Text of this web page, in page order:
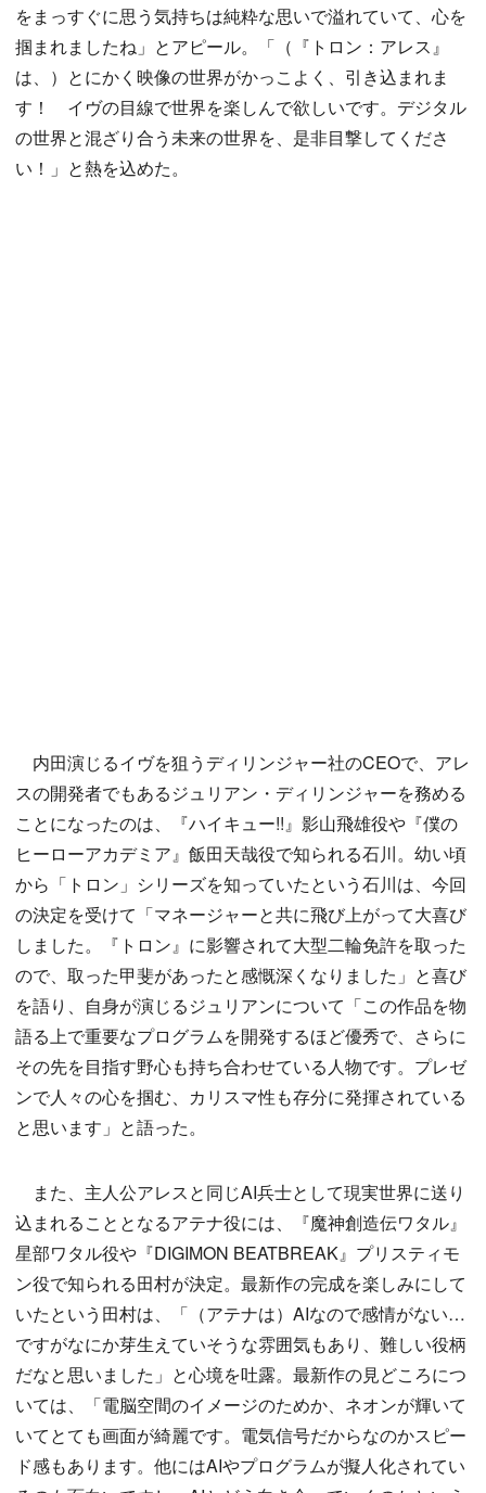
をまっすぐに思う気持ちは純粋な思いで溢れていて、心を
掴まれましたね」とアピール。「（『トロン：アレス』
は、）とにかく映像の世界がかっこよく、引き込まれま
す！ イヴの目線で世界を楽しんで欲しいです。デジタル
の世界と混ざり合う未来の世界を、是非目撃してくださ
い！」と熱を込めた。
内田演じるイヴを狙うディリンジャー社のCEOで、アレ
スの開発者でもあるジュリアン・ディリンジャーを務める
ことになったのは、『ハイキュー!!』影山飛雄役や『僕の
ヒーローアカデミア』飯田天哉役で知られる石川。幼い頃
から「トロン」シリーズを知っていたという石川は、今回
の決定を受けて「マネージャーと共に飛び上がって大喜び
しました。『トロン』に影響されて大型二輪免許を取った
ので、取った甲斐があったと感慨深くなりました」と喜び
を語り、自身が演じるジュリアンについて「この作品を物
語る上で重要なプログラムを開発するほど優秀で、さらに
その先を目指す野心も持ち合わせている人物です。プレゼ
ンで人々の心を掴む、カリスマ性も存分に発揮されている
と思います」と語った。
また、主人公アレスと同じAI兵士として現実世界に送り
込まれることとなるアテナ役には、『魔神創造伝ワタル』
星部ワタル役や『DIGIMON BEATBREAK』プリスティモ
ン役で知られる田村が決定。最新作の完成を楽しみにして
いたという田村は、「（アテナは）AIなので感情がない…
ですがなにか芽生えていそうな雰囲気もあり、難しい役柄
だなと思いました」と心境を吐露。最新作の見どころにつ
いては、「電脳空間のイメージのためか、ネオンが輝いて
いてとても画面が綺麗です。電気信号だからなのかスピー
ド感もあります。他にはAIやプログラムが擬人化されてい